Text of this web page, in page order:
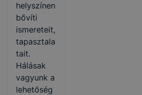
helyszínen
bővíti
ismereteit,
tapasztala
tait.
Hálásak
vagyunk a
lehetőség